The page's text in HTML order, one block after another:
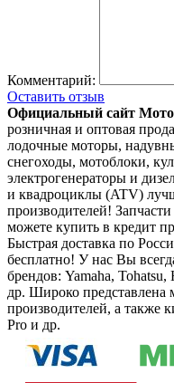
Комментарий:
Оставить отзыв
Официальный сайт
розничная и оптовая
лодочные моторы,
снегоходы, мотоблоки,
электрогенераторы и
и квадроциклы (ATV)
производителей!
можете купить в кредит
Быстрая доставка по
бесплатно! У нас Вы
брендов: Yamaha,
др. Широко представлена
производителей, а также
Pro и др.